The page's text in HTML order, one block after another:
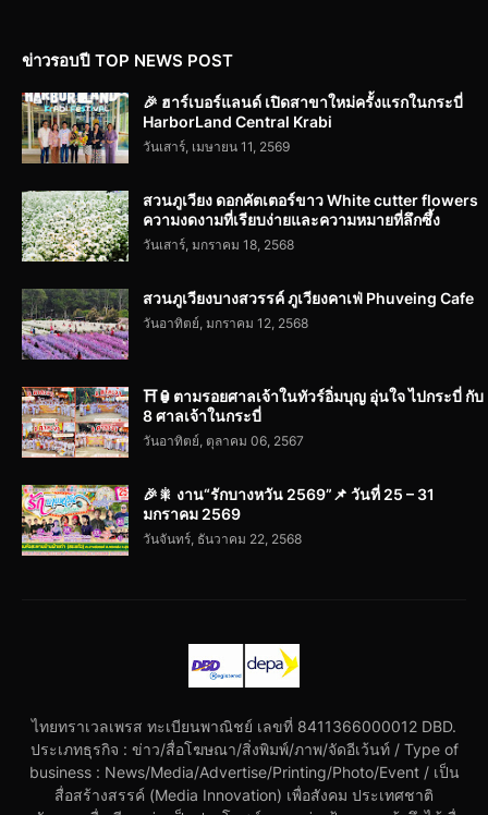
ข่าวรอบปี TOP NEWS POST
🎉 ฮาร์เบอร์แลนด์ เปิดสาขาใหม่ครั้งแรกในกระบี่
HarborLand Central Krabi
วันเสาร์, เมษายน 11, 2569
สวนภูเวียง ดอกคัตเตอร์ขาว White cutter flowers
ความงดงามที่เรียบง่ายและความหมายที่ลึกซึ้ง
วันเสาร์, มกราคม 18, 2568
สวนภูเวียงบางสวรรค์ ภูเวียงคาเฟ่ Phuveing Cafe
วันอาทิตย์, มกราคม 12, 2568
⛩️🏮ตามรอยศาลเจ้าในทัวร์อิ่มบุญ อุ่นใจ ไปกระบี่ กับ
8 ศาลเจ้าในกระบี่
วันอาทิตย์, ตุลาคม 06, 2567
🎉🎇 งาน“รักบางหวัน 2569”📌 วันที่ 25 – 31
มกราคม 2569
วันจันทร์, ธันวาคม 22, 2568
ไทยทราเวลเพรส ทะเบียนพาณิชย์ เลขที่ 8411366000012 DBD.
ประเภทธุรกิจ : ข่าว/สื่อโฆษณา/สิ่งพิมพ์/ภาพ/จัดอีเว้นท์ / Type of
business : News/Media/Advertise/Printing/Photo/Event / เป็น
สื่อสร้างสรรค์ (Media Innovation) เพื่อสังคม ประเทศชาติ